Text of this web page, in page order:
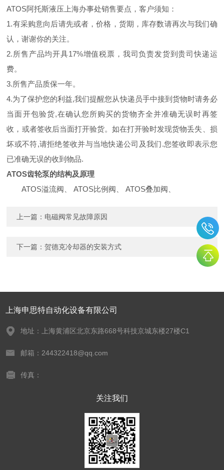
ATOS阿托斯液压上海办事处销售要点，客户须知：
1.有采购意向后请先或者，价格，货期，库存数请再次与我们确
认，谢谢你的关注。
2.所售产品均开具17%增值税票，我司负责发货到贵司快递运
费。
3.所售产品质保一年。
4.为了保护您的利益,我们提醒您从快递员手中接到货物时请务必
当面开包验货,在确认您所购买的货物齐全并准确无误时再签
收，或者签收后当面打开验货。如在打开验时发现货物丢失、损
坏或不符,请拒绝签收并与当地快递公司及我们.您签收即表示您
已准确无误的收到物品.
ATOS齿轮泵的结构及原理
ATOS溢流阀、 ATOS比例阀、 ATOS叠加阀、
上一篇： 电磁阀常见故障原因
下一篇：贺德克冷却器的安装方式
上海申思特自动化设备有限公司
地址：上海黄浦区北京东路668号科技京城东楼27楼C1
邮箱：244322418@qq.com
传真：
关注我们